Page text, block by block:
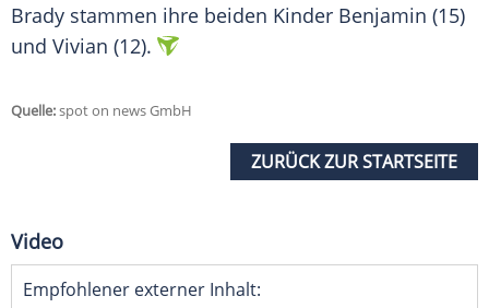
Brady stammen ihre beiden Kinder Benjamin (15)
und Vivian (12).
Quelle:spot on news GmbH
ZURÜCK ZUR STARTSEITE
Video
Empfohlener externer Inhalt: